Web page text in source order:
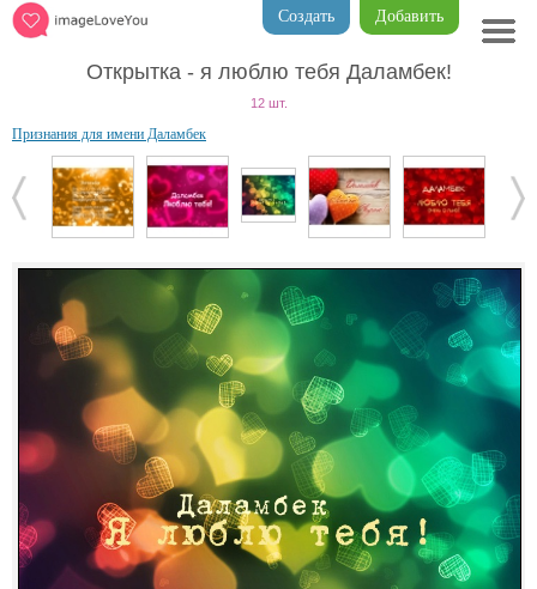
Добавить
Создать
Открытка - я люблю тебя Даламбек!
12 шт.
Признания для имени Даламбек